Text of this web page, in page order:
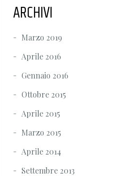
ARCHIVI
Marzo 2019
Aprile 2016
Gennaio 2016
Ottobre 2015
Aprile 2015
Marzo 2015
Aprile 2014
Settembre 2013